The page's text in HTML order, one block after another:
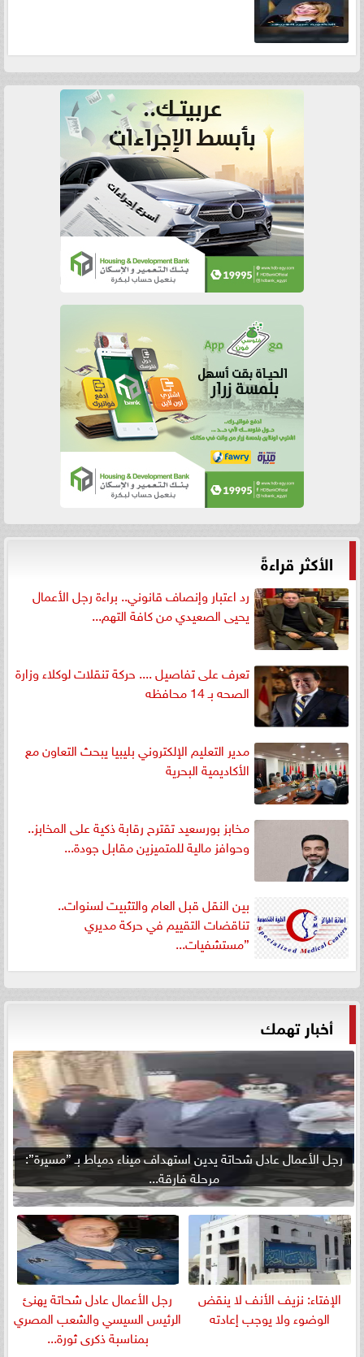
الأكثر قراءةً
رد اعتبار وإنصاف قانوني.. براءة رجل الأعمال
يحيى الصعيدي من كافة التهم...
تعرف على تفاصيل .... حركة تنقلات لوكلاء وزارة
الصحه بـ 14 محافظه
مدير التعليم الإلكتروني بليبيا يبحث التعاون مع
الأكاديمية البحرية
مخابز بورسعيد تقترح رقابة ذكية على المخابز..
وحوافز مالية للمتميزين مقابل جودة...
بين النقل قبل العام والتثبيت لسنوات..
تناقضات التقييم في حركة مديري
”مستشفيات...
أخبار تهمك
رجل الأعمال عادل شحاتة يدين استهداف ميناء دمياط بـ ”مسيرة”:
مرحلة فارقة...
الإفتاء: نزيف الأنف لا ينقض
الوضوء ولا يوجب إعادته
رجل الأعمال عادل شحاتة يهنئ
الرئيس السيسي والشعب المصري
بمناسبة ذكرى ثورة...